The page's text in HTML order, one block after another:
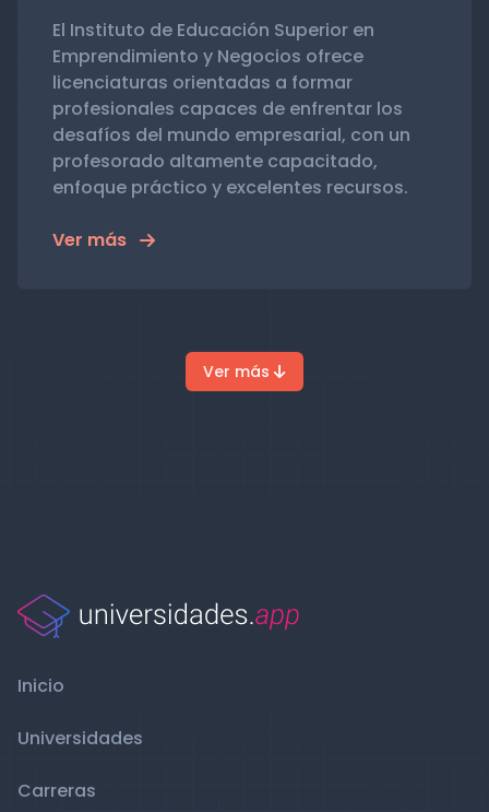
El Instituto de Educación Superior en
Emprendimiento y Negocios ofrece
licenciaturas orientadas a formar
profesionales capaces de enfrentar los
desafíos del mundo empresarial, con un
profesorado altamente capacitado,
enfoque práctico y excelentes recursos.
Ver más
Ver más
Inicio
Universidades
Carreras